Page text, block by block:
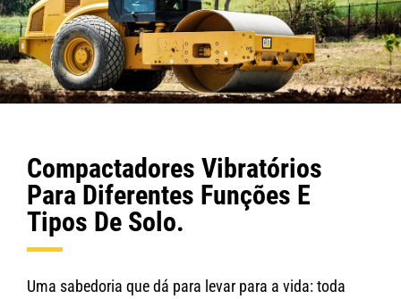
Compactadores Vibratórios
Para Diferentes Funções E
Tipos De Solo.
Uma sabedoria que dá para levar para a vida: toda